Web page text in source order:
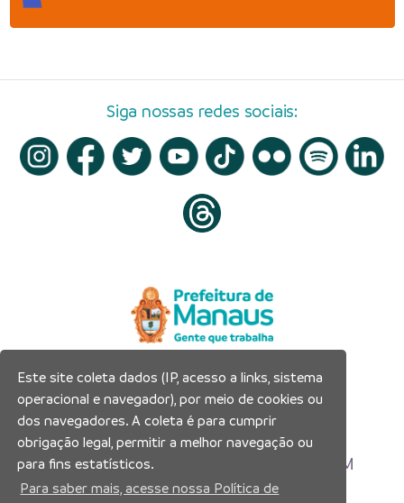
Siga nossas redes sociais:
Prefeitura Municipal de Manaus
Município de Manaus
CNPJ:04.365.326.0001-73
Av. Brasil, 2971 – Compensa, Manaus-AM
CEP: 69036-110
Este site coleta dados (IP, acesso a links, sistema
operacional e navegador), por meio de cookies ou
dos navegadores. A coleta é para cumprir
obrigação legal, permitir a melhor navegação ou
para fins estatísticos.
Para saber mais, acesse nossa Política de